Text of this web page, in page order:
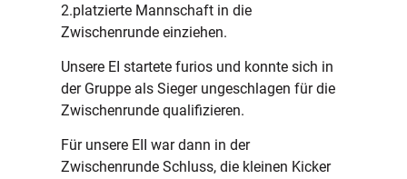
2.platzierte Mannschaft in die
Zwischenrunde einziehen.
Unsere EI startete furios und konnte sich in
der Gruppe als Sieger ungeschlagen für die
Zwischenrunde qualifizieren.
Für unsere EII war dann in der
Zwischenrunde Schluss, die kleinen Kicker